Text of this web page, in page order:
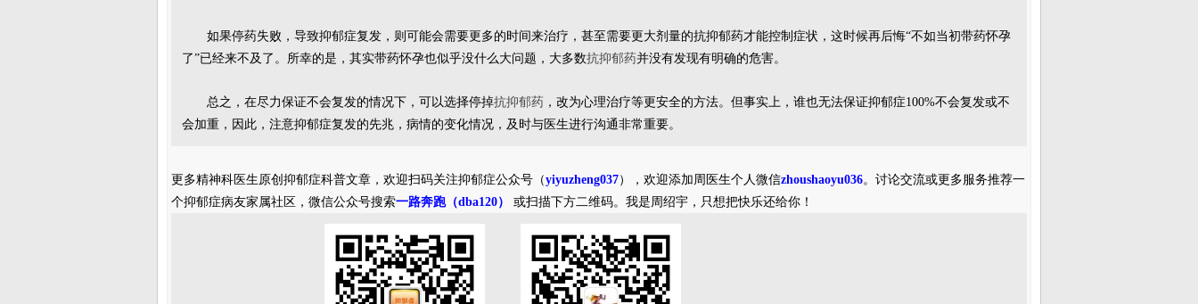
如果停药失败，导致抑郁症复发，则可能会需要更多的时间来治疗，甚至需要更大剂量的抗抑郁药才能控制症状，这时候再后悔“不如当初带药怀孕
了”已经来不及了。所幸的是，其实带药怀孕也似乎没什么大问题，大多数抗抑郁药并没有发现有明确的危害。
总之，在尽力保证不会复发的情况下，可以选择停掉抗抑郁药 ，改为心理治疗等更安全的方法。但事实上，谁也无法保证抑郁症100%不会复发或不
会加重，因此，注意抑郁症复发的先兆，病情的变化情况，及时与医生进行沟通非常重要。
更多精神科医生原创抑郁症科普文章，欢迎扫码关注抑郁症公众号（yiyuzheng037），欢迎添加周医生个人微信zhoushaoyu036。讨论交流或更多服务推荐一
个抑郁症病友家属社区，微信公众号搜索一路奔跑（dba120） 或扫描下方二维码。我是周绍宇，只想把快乐还给你！